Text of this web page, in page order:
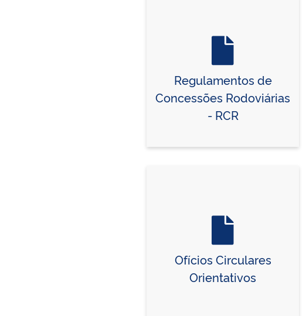
Regulamentos de
Concessões Rodoviárias
- RCR
Ofícios Circulares
Orientativos